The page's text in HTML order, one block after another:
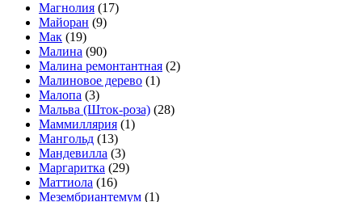
Магнолия (17)
Майоран (9)
Мак (19)
Малина (90)
Малина ремонтантная (2)
Малиновое дерево (1)
Малопа (3)
Мальва (Шток-роза) (28)
Маммиллярия (1)
Мангольд (13)
Мандевилла (3)
Маргаритка (29)
Маттиола (16)
Мезембриантемум (1)